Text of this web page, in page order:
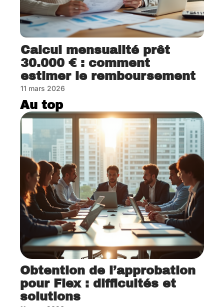
Calcul mensualité prêt
30.000 € : comment
estimer le remboursement
11 mars 2026
Au top
Obtention de l’approbation
pour Flex : difficultés et
solutions